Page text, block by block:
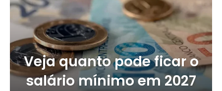
Veja quanto pode ficar o
salário mínimo em 2027